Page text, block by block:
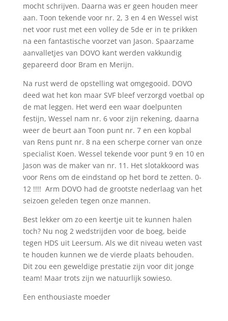
mocht schrijven. Daarna was er geen houden meer
aan. Toon tekende voor nr. 2, 3 en 4 en Wessel wist
net voor rust met een volley de 5de er in te prikken
na een fantastische voorzet van Jason. Spaarzame
aanvalletjes van DOVO kant werden vakkundig
gepareerd door Bram en Merijn.
Na rust werd de opstelling wat omgegooid. DOVO
deed wat het kon maar SVF bleef verzorgd voetbal op
de mat leggen. Het werd een waar doelpunten
festijn, Wessel nam nr. 6 voor zijn rekening, daarna
weer de beurt aan Toon punt nr. 7 en een kopbal
van Rens punt nr. 8 na een scherpe corner van onze
specialist Koen. Wessel tekende voor punt 9 en 10 en
Jason was de maker van nr. 11. Het slotakkoord was
voor Rens om de eindstand op het bord te zetten. 0-
12 !!!! Arm DOVO had de grootste nederlaag van het
seizoen geleden tegen onze mannen.
Best lekker om zo een keertje uit te kunnen halen
toch? Nu nog 2 wedstrijden voor de boeg, beide
tegen HDS uit Leersum. Als we dit niveau weten vast
te houden kunnen we de vierde plaats behouden.
Dit zou een geweldige prestatie zijn voor dit jonge
team! Maar trots zijn we natuurlijk sowieso.
Een enthousiaste moeder